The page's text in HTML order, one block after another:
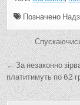
Позначено
Н
а
в
і
← За незаконно
платитимуть по 62